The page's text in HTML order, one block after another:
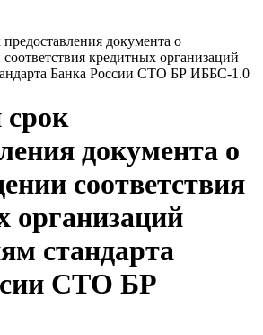
документа о
кредитных организаций
Банка России СТО БР ИББС-1.0
срок
документа о
соответствия
организаций
стандарта
СТО БР